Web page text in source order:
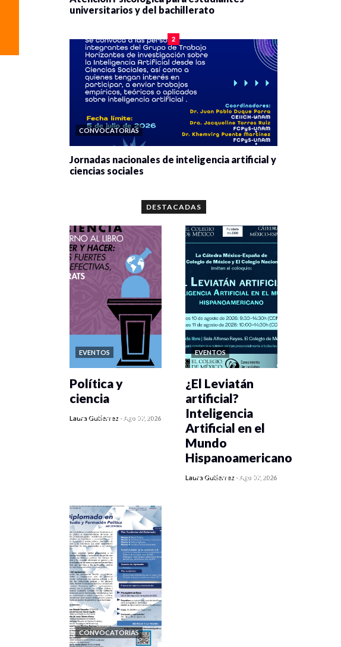
universitarios y del bachillerato
2
CONVOCATORIAS
Jornadas nacionales de inteligencia artificial y
ciencias sociales
DESTACADAS
EVENTOS
0 veces compartido
Política y
ciencia
Laura Gutiérrez -Ago 07, 2026
EVENTOS
0 veces compartido
¿El Leviatán
artificial?
Inteligencia
Artificial en el
Mundo
Hispanoamericano
Laura Gutiérrez -Ago 07, 2026
CONVOCATORIAS